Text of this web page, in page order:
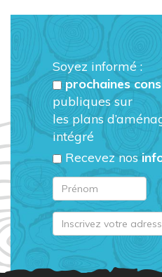
Soyez informé :
prochaines
publiques sur
les plans
intégré
Recevez nos